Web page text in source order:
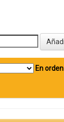
En orden